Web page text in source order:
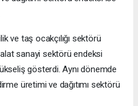
ve taş ocakçılığı sektörü
sanayi sektörü endeksi
gösterdi. Aynı dönemde
üretimi ve dağıtımı sektörü